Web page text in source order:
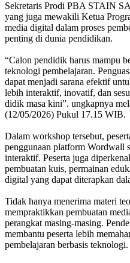
Sekretaris Prodi PBA STAIN
yang juga mewakili Ketua
media digital dalam proses
penting di dunia pendidikan.
“Calon pendidik harus mampu
teknologi pembelajaran.
dapat menjadi sarana efektif
lebih interaktif, inovatif, dan
didik masa kini”. ungkapnya
(12/05/2026) Pukul 17.15 WIB.
Dalam workshop tersebut,
penggunaan platform Wordwall
interaktif. Peserta juga
pembuatan kuis, permainan
digital yang dapat diterapkan
Tidak hanya menerima materi
mempraktikkan pembuatan
perangkat masing-masing.
membantu peserta lebih
pembelajaran berbasis teknologi.